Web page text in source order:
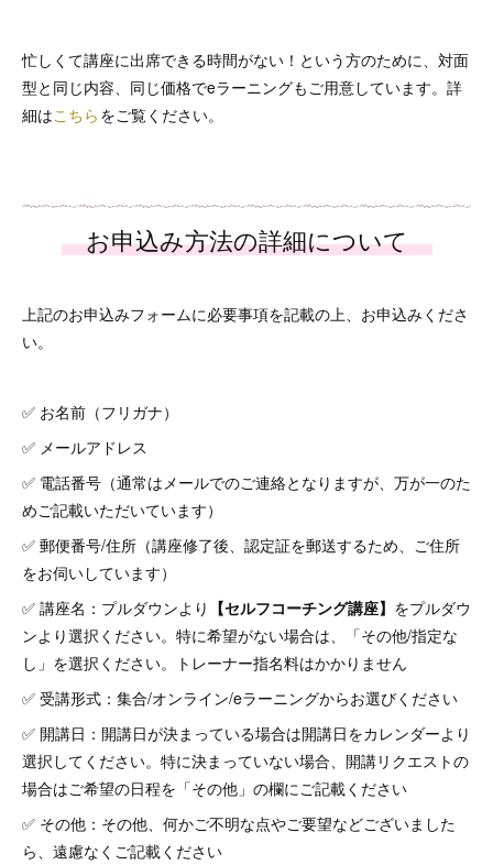
忙しくて講座に出席できる時間がない！という方のために、対面
型と同じ内容、同じ価格でeラーニングもご用意しています。詳
細はこちら をご覧ください。
上記のお申込みフォームに必要事項を記載の上、お申込みくださ
い。
✅ お名前（フリガナ）
✅ メールアドレス
✅ 電話番号（通常はメールでのご連絡となりますが、万が一のた
めご記載いただいています）
✅ 郵便番号/住所（講座修了後、認定証を郵送するため、ご住所
をお伺いしています）
✅ 講座名：プルダウンより 【セルフコーチング講座】 をプルダウ
ンより選択ください。特に希望がない場合は、「その他/指定な
し」を選択ください。トレーナー指名料はかかりません
✅ 受講形式：集合/オンライン/eラーニングからお選びください
✅ 開講日：開講日が決まっている場合は開講日をカレンダーより
選択してください。特に決まっていない場合、開講リクエストの
場合はご希望の日程を「その他」の欄にご記載ください
✅ その他：その他、何かご不明な点やご要望などございました
ら、遠慮なくご記載ください